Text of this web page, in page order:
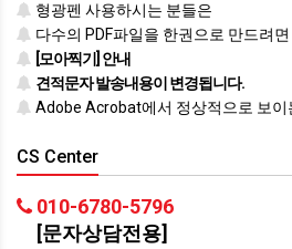
형광펜 사용하시는 분들은
다수의 PDF파일을 한권으로 만드려면 파일을 하
[모아찍기] 안내
견적문자 발송내용이 변경됩니다.
Adobe Acrobat에서 정상적으로 보이는
CS Center
010-6780-5796
[문자상담전용]